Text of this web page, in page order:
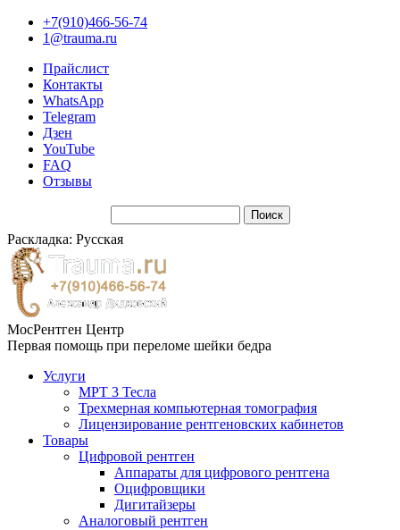
+7(910)466-56-74
1@trauma.ru
Прайслист
Контакты
WhatsApp
Telegram
Дзен
YouTube
FAQ
Отзывы
Раскладка: Русская
МосРентген Центр
Первая помощь при переломе шейки бедра
Услуги
МРТ 3 Тесла
Трехмерная компьютерная томография
Лицензирование рентгеновских кабинетов
Товары
Цифровой рентген
Аппараты для цифрового рентгена
Оцифровщики
Дигитайзеры
Аналоговый рентген